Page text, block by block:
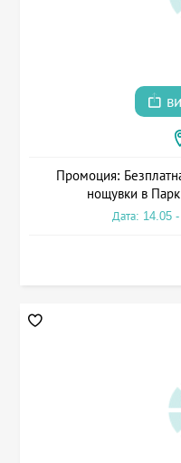
Промоция:
нощувки в
Дата: 14.05